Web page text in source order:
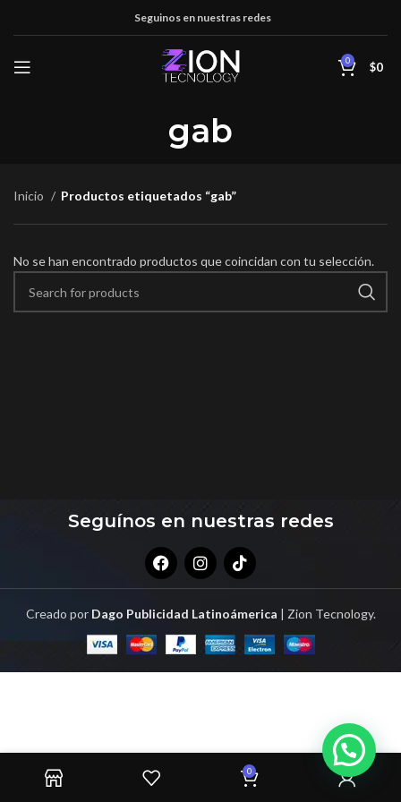
Seguinos en nuestras redes
0 $0
gab
Inicio Productos etiquetados “gab”
No se han encontrado productos que coincidan con tu selección.
Seguínos en nuestras redes
Creado por Dago Publicidad Latinoámerica | Zion Tecnology.
0